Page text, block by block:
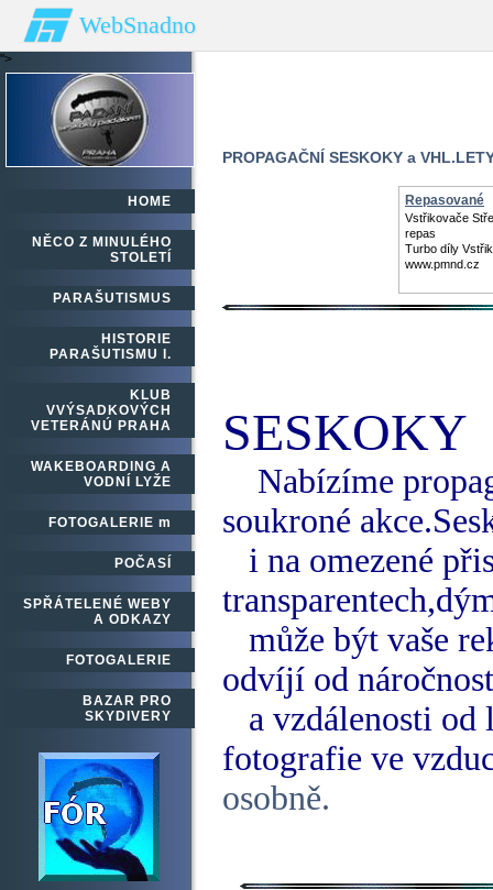
">
WebSnadno
PROPAGAČNÍ SESKOKY a
HOME
NĚCO Z MINULÉHO
STOLETÍ
PARAŠUTISMUS
HISTORIE
PARAŠUTISMU I.
KLUB
VVÝSADKOVÝCH
VETERÁNÚ PRAHA
WAKEBOARDING A
VODNÍ LYŽE
FOTOGALERIE m
POČASÍ
SPŘÁTELENÉ WEBY
A ODKAZY
FOTOGALERIE
BAZAR PRO
SKYDIVERY
Repasované
Vstřikovače
repas
Turbo díly
www.pmnd.cz
SESKOKY
Nabízíme
soukroné
i na omezené
může být vaše
odvíjí od
a vzdálenosti od
fotografie ve
osobně.